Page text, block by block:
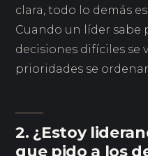
clara, todo lo demás
Cuando un líder sabe
decisiones difíciles se
prioridades se
2. ¿Estoy
que pido a los